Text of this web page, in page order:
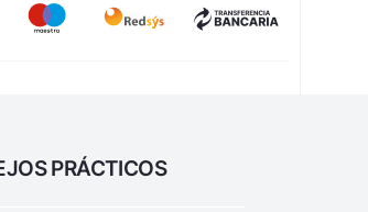
PRÁCTICOS